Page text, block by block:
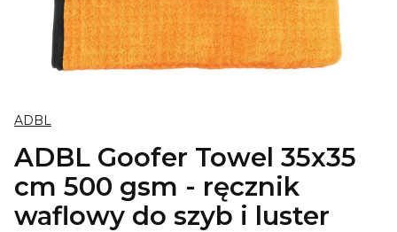
ADBL
ADBL Goofer Towel 35x35
cm 500 gsm - ręcznik
waflowy do szyb i luster